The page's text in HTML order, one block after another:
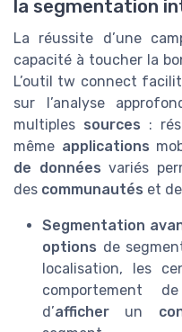
la segmentation
La réussite d’une
capacité à toucher la
L’outil tw connect
sur l’analyse
multiples sources :
même applications
de données variés
des communautés et
Segmentation
options de
localisation, les
comportement
d’afficher un